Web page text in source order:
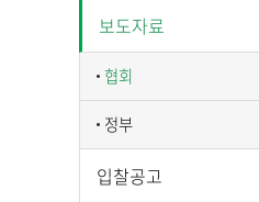
보도자료
협회
정부
입찰공고